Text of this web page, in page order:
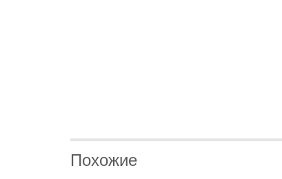
Похожие